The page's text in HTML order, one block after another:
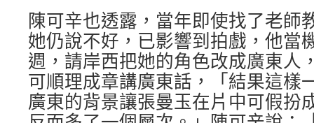
陳可辛也透露，當年即使找了老師
她仍說不好，已影響到拍戲，他當
週，請岸西把她的角色改成廣東人
可順理成章講廣東話，「結果這樣
廣東的背景讓張曼玉在片中可假扮